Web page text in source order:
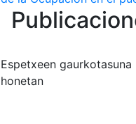
Espetxeen
honetan